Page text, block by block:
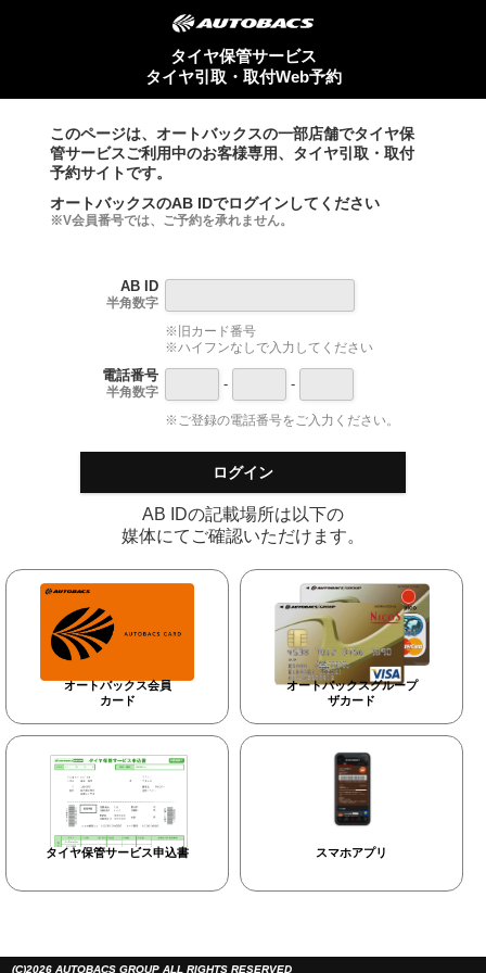
タイヤ保管サービス
タイヤ引取・取付Web予約
このページは、オートバックスの一部店舗でタイヤ保
管サービスご利用中のお客様専用、タイヤ引取・取付
予約サイトです。
オートバックスのAB IDでログインしてください
※V会員番号では、ご予約を承れません。
AB ID
半角数字
※旧カード番号
※ハイフンなしで入力してください
電話番号
半角数字 - -
※ご登録の電話番号をご入力ください。
ログイン
AB IDの記載場所は以下の
媒体にてご確認いただけます。
オートバックス会員
カード
オートバックスグループ
ザカード
タイヤ保管サービス申込書 スマホアプリ
(C)2026 AUTOBACS GROUP ALL RIGHTS RESERVED